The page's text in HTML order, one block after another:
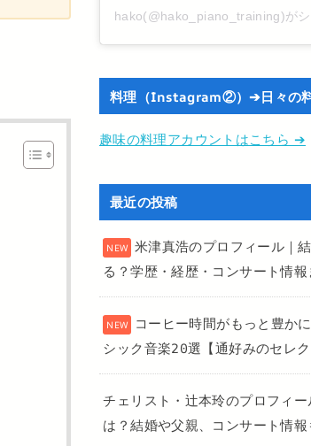
料理（Instagram②）➔日々の
趣味の料理アカウントはこちら ➔
最近の投稿
米津真浩のプロフィール｜
る？学歴・経歴・コンサート情報
コーヒー時間がもっと豊か
シック音楽20選【通好みのセレク
チェリスト・辻本玲のプロフィー
は？結婚や父親、コンサート情報